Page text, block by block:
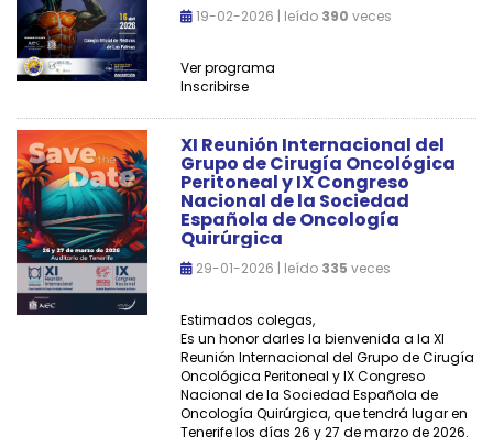
19-02-2026 | leído 390 veces
Ver programa
Inscribirse
XI Reunión Internacional del
Grupo de Cirugía Oncológica
Peritoneal y IX Congreso
Nacional de la Sociedad
Española de Oncología
Quirúrgica
29-01-2026 | leído 335 veces
Estimados colegas,
Es un honor darles la bienvenida a la XI
Reunión Internacional del Grupo de Cirugía
Oncológica Peritoneal y IX Congreso
Nacional de la Sociedad Española de
Oncología Quirúrgica, que tendrá lugar en
Tenerife los días 26 y 27 de marzo de 2026.